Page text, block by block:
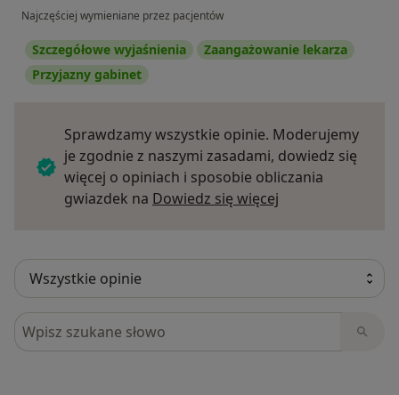
Najczęściej wymieniane przez pacjentów
Szczegółowe wyjaśnienia
Zaangażowanie lekarza
Przyjazny gabinet
Sprawdzamy wszystkie opinie. Moderujemy
je zgodnie z naszymi zasadami, dowiedz się
więcej o opiniach i sposobie obliczania
gwiazdek na Dowiedz się więcej
Szukaj w opiniach